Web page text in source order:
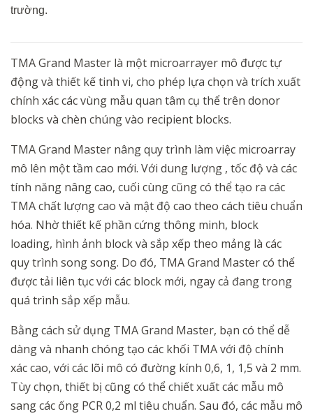
trường.
TMA Grand Master là một microarrayer mô được tự
động và thiết kế tinh vi, cho phép lựa chọn và trích xuất
chính xác các vùng mẫu quan tâm cụ thể trên donor
blocks và chèn chúng vào recipient blocks.
TMA Grand Master nâng quy trình làm việc microarray
mô lên một tầm cao mới. Với dung lượng , tốc độ và các
tính năng nâng cao, cuối cùng cũng có thể tạo ra các
TMA chất lượng cao và mật độ cao theo cách tiêu chuẩn
hóa. Nhờ thiết kế phần cứng thông minh, block
loading, hình ảnh block và sắp xếp theo mảng là các
quy trình song song. Do đó, TMA Grand Master có thể
được tải liên tục với các block mới, ngay cả đang trong
quá trình sắp xếp mẫu.
Bằng cách sử dụng TMA Grand Master, bạn có thể dễ
dàng và nhanh chóng tạo các khối TMA với độ chính
xác cao, với các lõi mô có đường kính 0,6, 1, 1,5 và 2 mm.
Tùy chọn, thiết bị cũng có thể chiết xuất các mẫu mô
sang các ống PCR 0,2 ml tiêu chuẩn. Sau đó, các mẫu mô